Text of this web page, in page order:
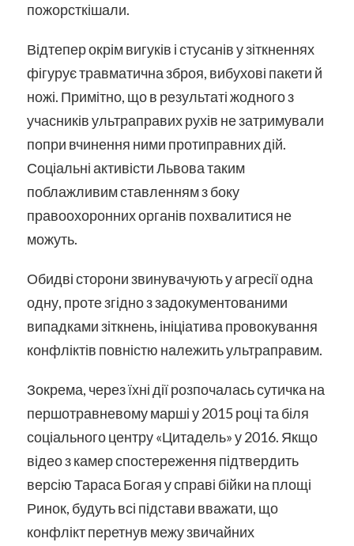
пожорсткішали.
Відтепер окрім вигуків і стусанів у зіткненнях
фігурує травматична зброя, вибухові пакети й
ножі. Примітно, що в результаті жодного з
учасників ультраправих рухів не затримували
попри вчинення ними протиправних дій.
Соціальні активісти Львова таким
поблажливим ставленням з боку
правоохоронних органів похвалитися не
можуть.
Обидві сторони звинувачують у агресії одна
одну, проте згідно з задокументованими
випадками зіткнень, ініціатива провокування
конфліктів повністю належить ультраправим.
Зокрема, через їхні дії розпочалась сутичка на
першотравневому марші у 2015 році та біля
соціального центру «Цитадель» у 2016. Якщо
відео з камер спостереження підтвердить
версію Тараса Богая у справі бійки на площі
Ринок, будуть всі підстави вважати, що
конфлікт перетнув межу звичайних